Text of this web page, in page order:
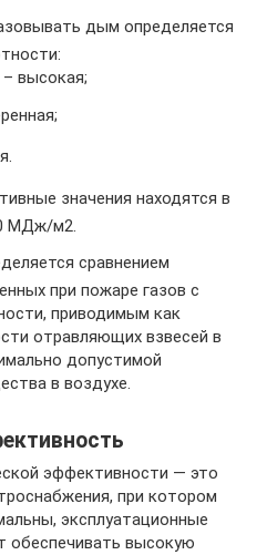
дым определяется
высокая;
значения находятся в
МДж/м2.
сравнением
при пожаре газов с
приводимым как
отравляющих взвесей в
допустимой
в воздухе.
эффективности — это
при котором
эксплуатационные
обеспечивать высокую